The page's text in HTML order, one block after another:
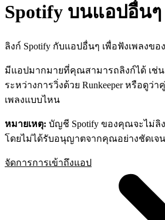
Spotify บนแอปอื่นๆ
ลิงก์ Spotify กับแอปอื่นๆ เพื่อฟังเพลงข
มีแอปมากมายที่คุณสามารถลิงก์ได้ เช่
ระหว่างการวิ่งด้วย Runkeeper หรือดูว่
เพลงแบบไหน
หมายเหตุ: บัญชี Spotify ของคุณจะไม่
โดยไม่ได้รับอนุญาตจากคุณอย่างชัดเจน
จัดการการเข้าถึงแอป